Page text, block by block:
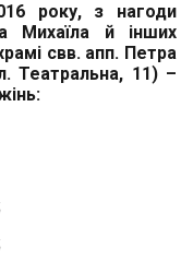
року, з нагоди
Михаїла йінших
свв. апп. Петра
Театральна, 11) –